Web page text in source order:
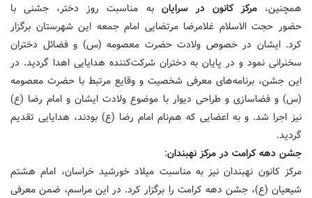
همچنین،مرکز کانون در سرایان به مناسبت روز دختر، جشنی با
حضور حجت الاسلام غلامرضا مرتضایی‌ امام جمعه این شهرستان برگزار
کرد. ایشان در خصوص ولادت حضرت معصومه (س) و فضائل دختران
سخنرانی نمود و در پایان به دختران شرکت‌کننده هدایایی اهدا گردید. در
این جشن، برنامه‌های معرفی شخصیت و وقایع مرتبط با حضرت معصومه
(س) و فضاسازی و طراحی دیوار با موضوع ولادت ایشان و امام رضا (ع)
نیز اجرا شد. و به اعضایی که هم‌نام امام رضا (ع) بودند، هدایایی تقدیم
گردید.
جشن دهه کرامت در مرکز نهبندان:
مرکز کانون نهبندان نیز به مناسبت میلاد خورشید خراسان، امام هشتم
شیعیان (ع)، جشن دهه کرامت را برگزار کرد. در این مراسم، ضمن معرفی